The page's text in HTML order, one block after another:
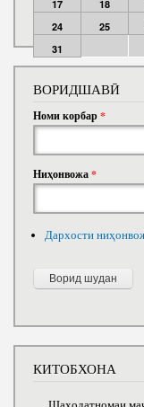
17
18
24
25
31
ВОРИДШАВӢ
Номи корбар*
Ниҳонвожа*
Дархости
КИТОБХОНА